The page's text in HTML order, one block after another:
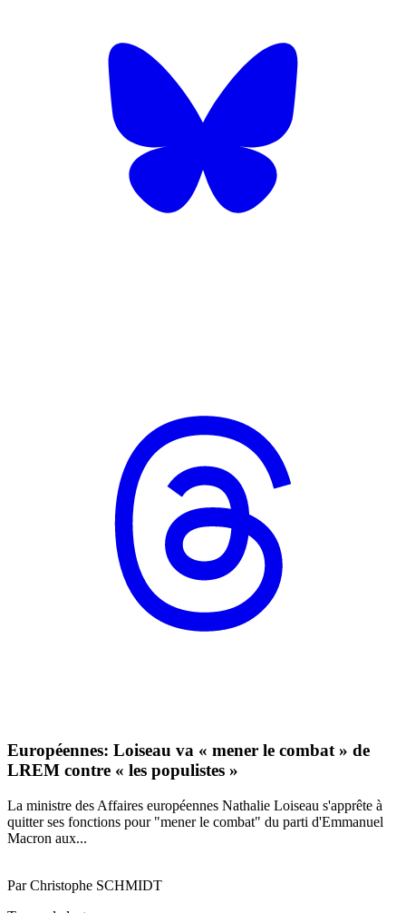
Européennes: Loiseau va « mener le combat » de
LREM contre « les populistes »
La ministre des Affaires européennes Nathalie Loiseau s'apprête à
quitter ses fonctions pour "mener le combat" du parti d'Emmanuel
Macron aux...
Par Christophe SCHMIDT